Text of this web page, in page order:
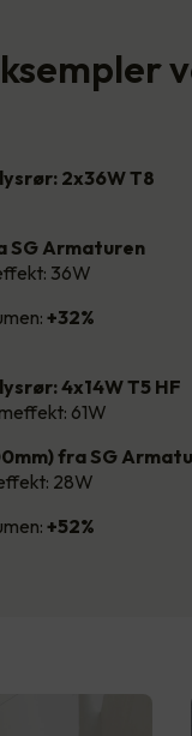
2x36W T8
SG Armaturen
36W
+32%
4x14W T5 HF
61W
fra SG
28W
+52%